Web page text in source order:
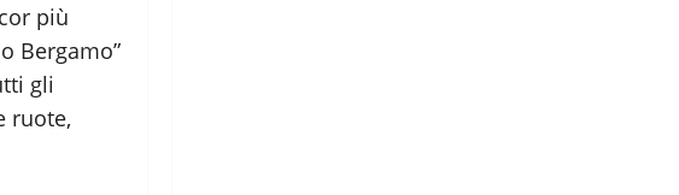
più
Bergamo”
gli
ruote,